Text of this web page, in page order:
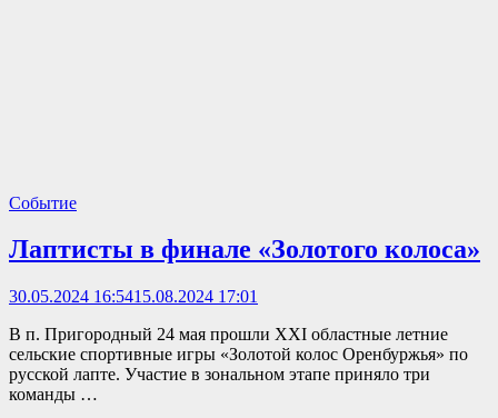
Событие
Лаптисты в финале «Золотого колоса»
30.05.2024 16:5415.08.2024 17:01
В п. Пригородный 24 мая прошли XXI областные летние
сельские спортивные игры «Золотой колос Оренбуржья» по
русской лапте. Участие в зональном этапе приняло три
команды …